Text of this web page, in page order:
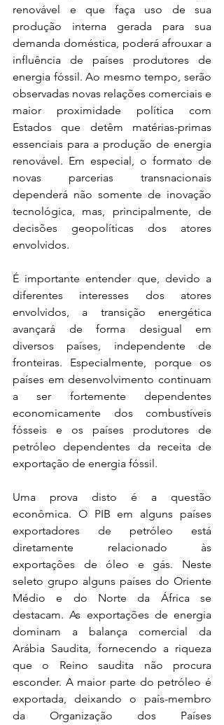
renovável e que faça uso de sua
produção interna gerada para sua
demanda doméstica, poderá afrouxar a
influência de países produtores de
energia fóssil. Ao mesmo tempo, serão
observadas novas relações comerciais e
maior proximidade política com
Estados que detêm matérias-primas
essenciais para a produção de energia
renovável. Em especial, o formato de
novas parcerias transnacionais
dependerá não somente de inovação
tecnológica, mas, principalmente, de
decisões geopolíticas dos atores
envolvidos.
É importante entender que, devido a
diferentes interesses dos atores
envolvidos, a transição energética
avançará de forma desigual em
diversos países, independente de
fronteiras. Especialmente, porque os
países em desenvolvimento continuam
a ser fortemente dependentes
economicamente dos combustíveis
fósseis e os países produtores de
petróleo dependentes da receita de
exportação de energia fóssil.
Uma prova disto é a questão
econômica. O PIB em alguns países
exportadores de petróleo está
diretamente relacionado às
exportações de óleo e gás. Neste
seleto grupo alguns países do Oriente
Médio e do Norte da África se
destacam. As exportações de energia
dominam a balança comercial da
Arábia Saudita, fornecendo a riqueza
que o Reino saudita não procura
esconder. A maior parte do petróleo é
exportada, deixando o país-membro
da Organização dos Países